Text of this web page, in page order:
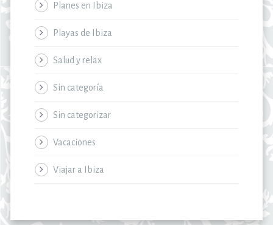
Planes en Ibiza
Playas de Ibiza
Salud y relax
Sin categoría
Sin categorizar
Vacaciones
Viajar a Ibiza